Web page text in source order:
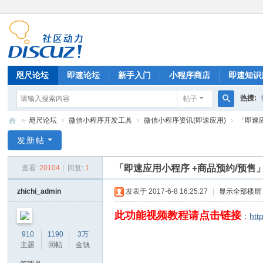
咫尺论坛 即速论坛 新手入门 小程序商店 即速知
帖子
搜
热搜:
信
程
开
» 咫尺论坛 › 微信小程序开发工具 › 微信小程序资讯(即速应用) › 「即
发新帖
查看: 20104 回复: 1 「即速应用小程序 +商品预约/预售
zhichi_admin
910
主题
1190
回帖
3万
金钱
发表于 2017-6-8 16:25:27 显示全部楼层
此功能视频教程请点击链接：